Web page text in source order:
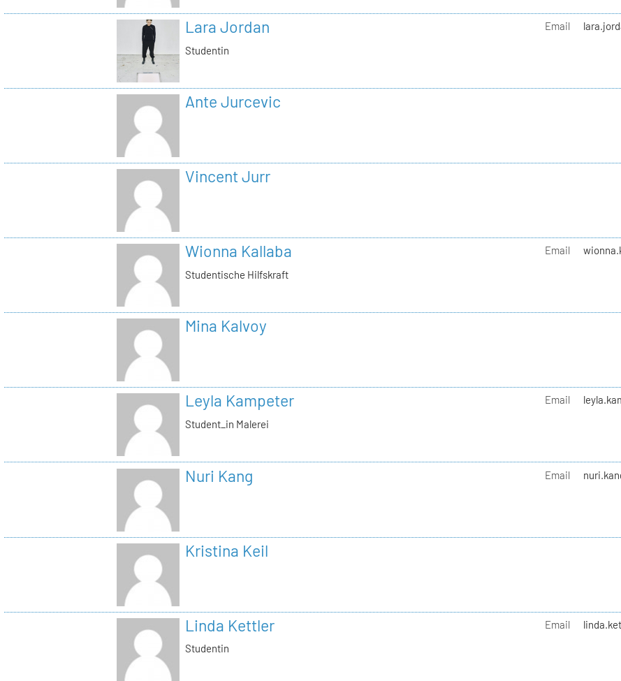
Lara Jordan
Studentin
Email
Ante Jurcevic
Vincent Jurr
Wionna Kallaba
Studentische Hilfskraft
Email
Mina Kalvoy
Leyla Kampeter
Student_in Malerei
Email
Nuri Kang Email
Kristina Keil
Linda Kettler
Studentin
Email